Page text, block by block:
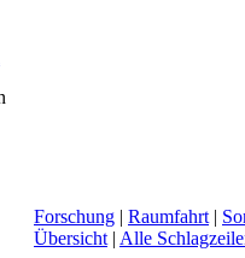
Forschung | Raumfahrt |
Übersicht | Alle